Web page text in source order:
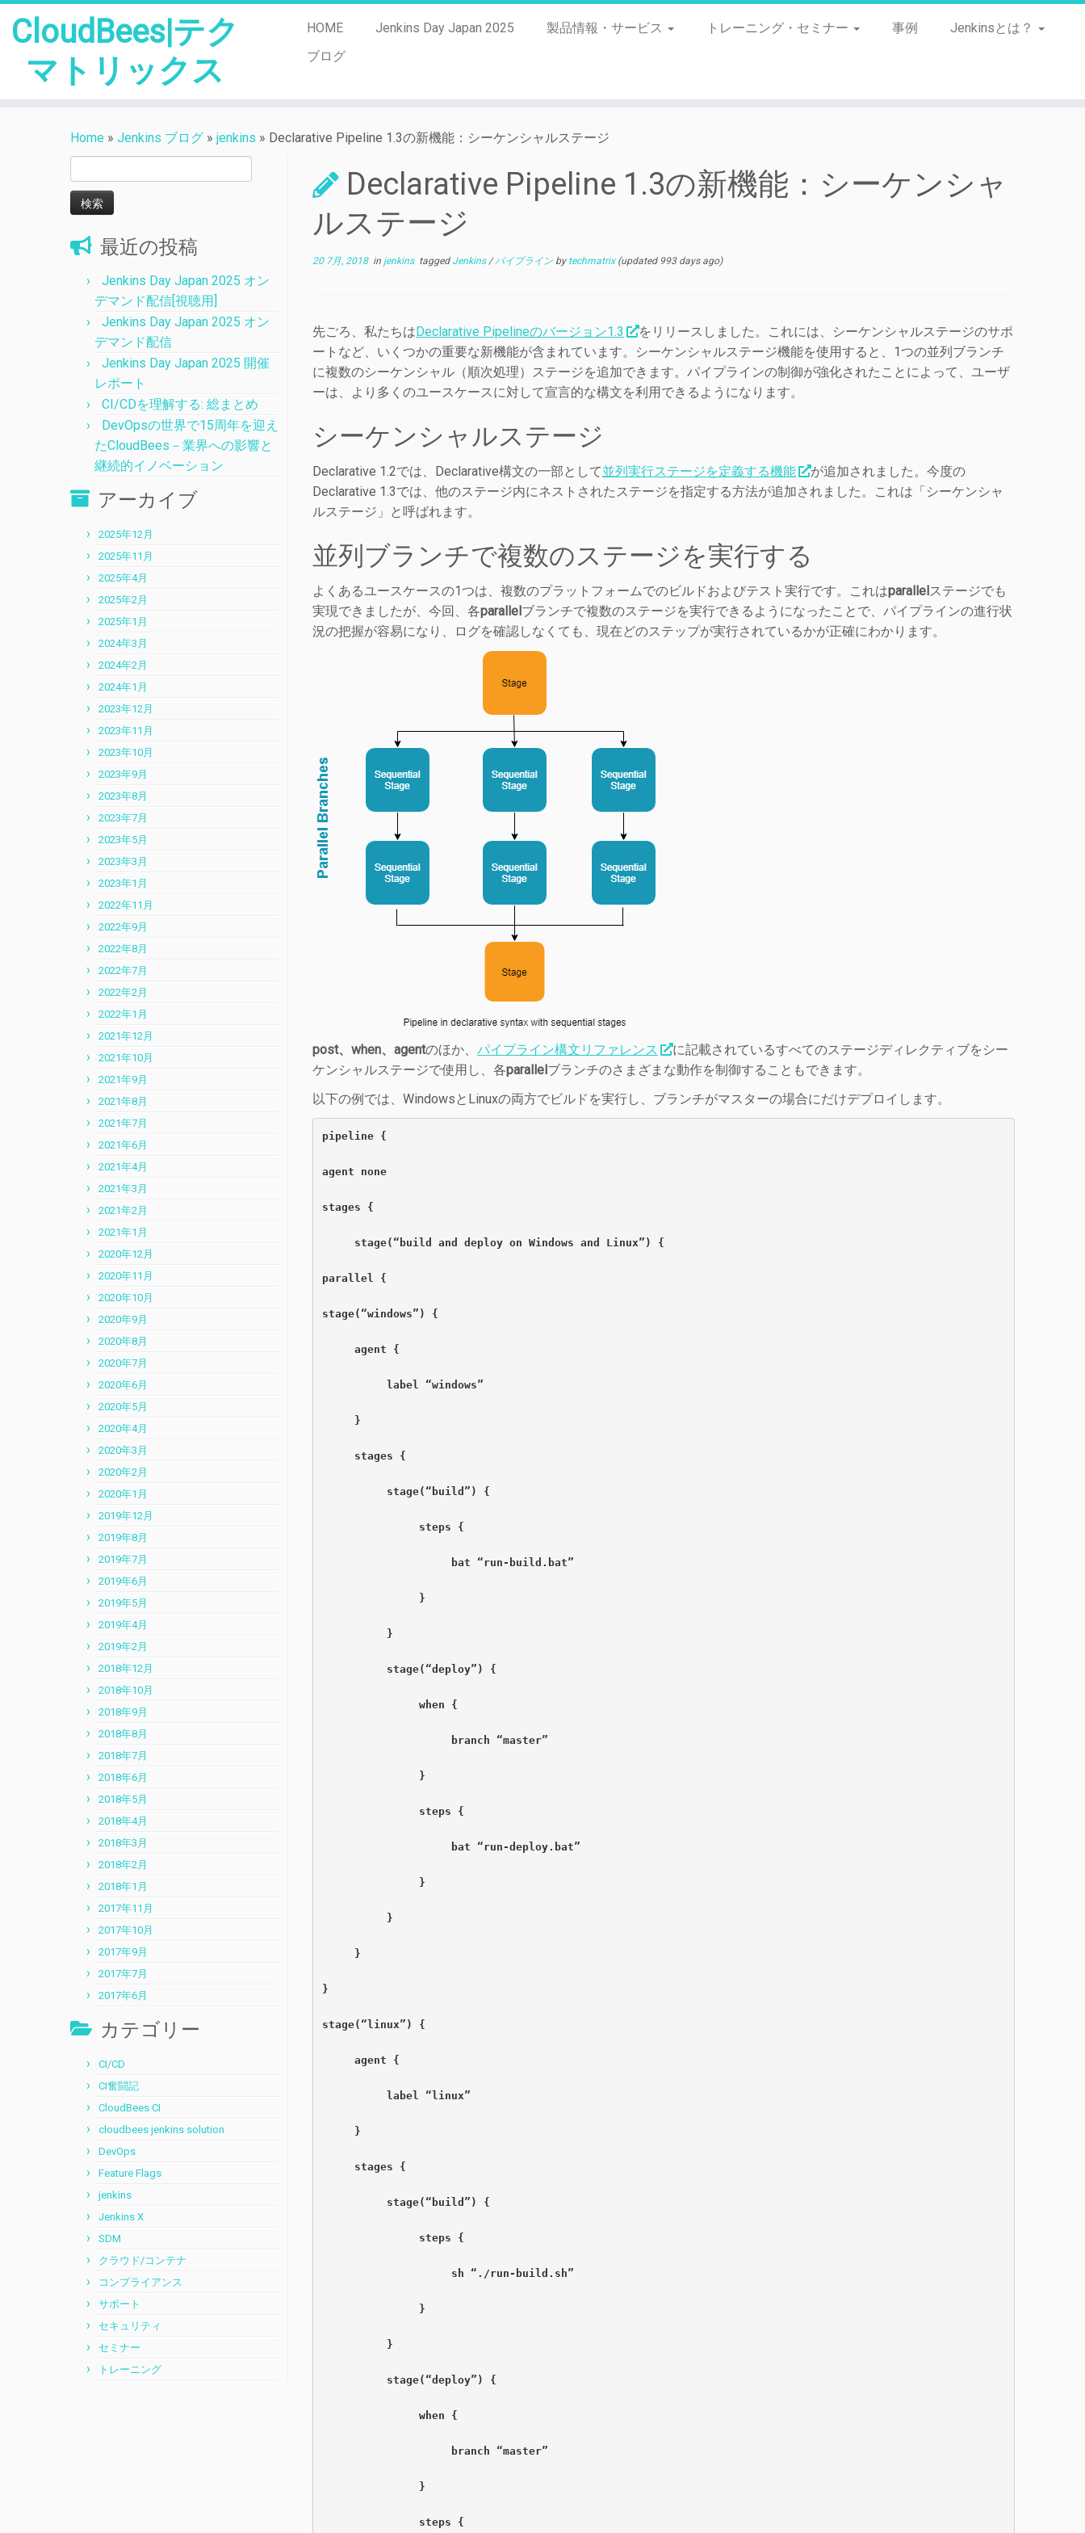
CloudBees|テク
マトリックス
HOME Jenkins Day Japan 2025 製品情報・サービス トレーニング・セミナー 事例
Jenkinsとは？
ブログ
Home » Jenkins ブログ » jenkins » Declarative Pipeline 1.3の新機能：シーケンシャルステージ
索:
最近の投稿
Jenkins Day Japan 2025 オン
デマンド配信[視聴用]
Jenkins Day Japan 2025 オン
デマンド配信
Jenkins Day Japan 2025 開催
レポート
CI/CDを理解する: 総まとめ
DevOpsの世界で15周年を迎え
たCloudBees－業界への影響と
継続的イノベーション
アーカイブ
2025年12月
2025年11月
2025年4月
2025年2月
2025年1月
2024年3月
2024年2月
2024年1月
2023年12月
2023年11月
2023年10月
2023年9月
2023年8月
2023年7月
2023年5月
2023年3月
2023年1月
2022年11月
2022年9月
2022年8月
2022年7月
2022年2月
2022年1月
2021年12月
2021年10月
2021年9月
2021年8月
2021年7月
2021年6月
2021年4月
2021年3月
2021年2月
2021年1月
2020年12月
2020年11月
2020年10月
2020年9月
2020年8月
2020年7月
2020年6月
2020年5月
2020年4月
2020年3月
2020年2月
2020年1月
2019年12月
2019年8月
2019年7月
2019年6月
2019年5月
2019年4月
2019年2月
2018年12月
2018年10月
2018年9月
2018年8月
2018年7月
2018年6月
2018年5月
2018年4月
2018年3月
2018年2月
2018年1月
2017年11月
2017年10月
2017年9月
2017年7月
2017年6月
カテゴリー
CI/CD
CI奮闘記
CloudBees CI
cloudbees jenkins solution
DevOps
Feature Flags
jenkins
Jenkins X
SDM
クラウド/コンテナ
コンプライアンス
サポート
セキュリティ
セミナー
トレーニング
Declarative Pipeline 1.3の新機能：シーケンシャ
ルステージ
20 7月, 2018in jenkins taggedJenkins/パイプライン by techmatrix(updated 993 days ago)
先ごろ、私たちはDeclarative Pipelineのバージョン1.3
をリリースしました。これには、シーケンシャルステージのサポ
ートなど、いくつかの重要な新機能が含まれています。シーケンシャルステージ機能を使用すると、1つの並列ブランチ
に複数のシーケンシャル（順次処理）ステージを追加できます。 パイプラインの制御が強化されたことによって、ユーザ
ーは、より多くのユースケースに対して宣言的な構文を利用できるようになります。
シーケンシャルステージ
Declarative 1.2では、Declarative構文の一部として並列実行ステージを定義する機能 が追加されました。 今度の
Declarative 1.3では、他のステージ内にネストされたステージを指定する方法が追加されました。これは「シーケンシャ
ルステージ」と呼ばれます。
並列ブランチで複数のステージを実行する
よくあるユースケースの1つは、複数のプラットフォームでのビルドおよびテスト実行です。 これはparallelステージでも
実現できましたが、今回、各parallelブランチで複数のステージを実行できるようになったことで、パイプラインの進行状
況の把握が容易になり、ログを確認しなくても、現在どのステップが実行されているかが正確にわかります。
post、when、agentのほか、 パイプライン構文リファレンス
に記載されているすべてのステージディレクティブをシー
ケンシャルステージで使用し、各parallelブランチのさまざまな動作を制御することもできます。
以下の例では、WindowsとLinuxの両方でビルドを実行し、ブランチがマスターの場合にだけデプロイします。
pipeline {
agent none
stages {
stage(“build and deploy on Windows and Linux”) {
parallel {
stage(“windows”) {
agent {
label “windows”
}
stages {
stage(“build”) {
steps {
bat “run-build.bat”
}
}
stage(“deploy”) {
when {
branch “master”
}
steps {
bat “run-deploy.bat”
}
}
}
}
stage(“linux”) {
agent {
label “linux”
}
stages {
stage(“build”) {
steps {
sh “./run-build.sh”
}
}
stage(“deploy”) {
when {
branch “master”
}
steps {